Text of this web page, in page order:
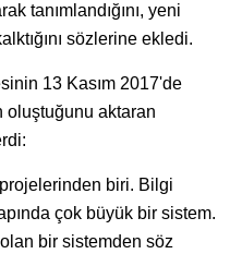
tanımlandığını, yeni
sözlerine ekledi.
13 Kasım 2017'de
oluştuğunu aktaran
biri. Bilgi
çok büyük bir sistem.
bir sistemden söz